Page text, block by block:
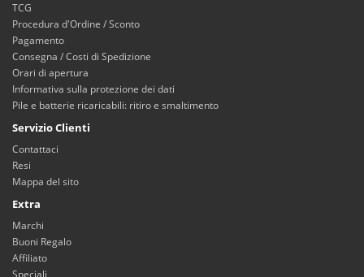
TCG
Procedura d'Ordine / Sconto
Pagamento
Consegna / Costi di Spedizione
Orari di apertura
Informativa sulla protezione dei dati
Pile e batterie ricaricabili: ritiro e smaltimento
Servizio Clienti
Contattaci
Resi
Mappa del sito
Extra
Marchi
Buoni Regalo
Affiliato
Speciali